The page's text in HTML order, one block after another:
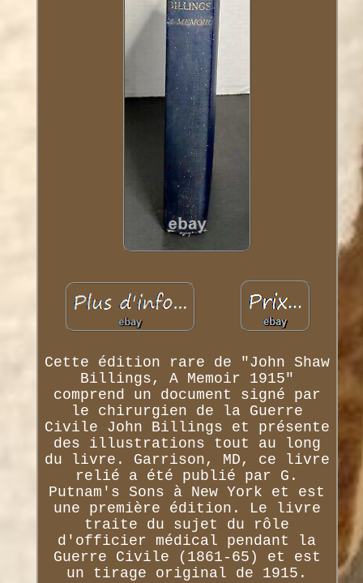
Cette édition rare de "John Shaw
Billings, A Memoir 1915"
comprend un document signé par
le chirurgien de la Guerre
Civile John Billings et présente
des illustrations tout au long
du livre. Garrison, MD, ce livre
relié a été publié par G.
Putnam's Sons à New York et est
une première édition. Le livre
traite du sujet du rôle
d'officier médical pendant la
Guerre Civile (1861-65) et est
un tirage original de 1915.